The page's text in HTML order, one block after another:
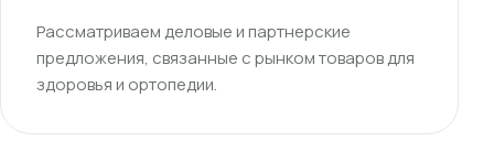
Рассматриваем деловые и партнерские
предложения, связанные с рынком товаров для
здоровья и ортопедии.